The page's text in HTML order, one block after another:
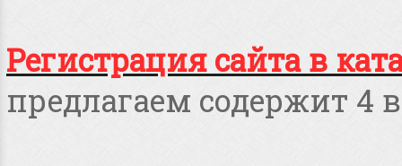
Регистрация сайта в
предлагаем содержит 4